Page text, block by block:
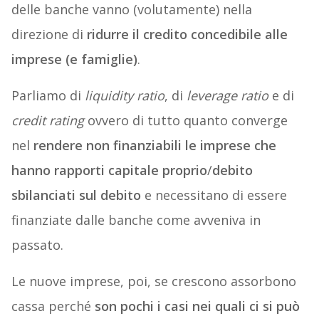
delle banche vanno (volutamente) nella
direzione di ridurre il credito concedibile alle
imprese (e famiglie).
Parliamo di liquidity ratio, di leverage ratioe di
credit ratingovvero di tutto quanto converge
nel rendere non finanziabili le imprese che
hanno rapporti capitale proprio/debito
sbilanciati sul debito e necessitano di essere
finanziate dalle banche come avveniva in
passato.
Le nuove imprese, poi, se crescono assorbono
cassa perché son pochi i casi nei quali ci si può